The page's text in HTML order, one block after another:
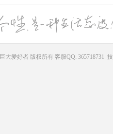
巨大爱好者版权所有 客服QQ: 365718731